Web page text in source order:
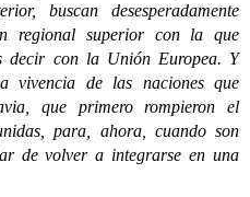
buscan desesperadamente
regional superior con la que
decir con la Unión Europea. Y
vivencia de las naciones que
que primero rompieron el
para, ahora, cuando son
de volver a integrarse en una